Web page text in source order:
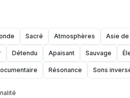
Sacré Atmosphères Asie de
Détendu Apaisant Sauvage
Résonance Sons